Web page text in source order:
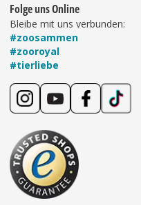
Folge uns Online
Bleibe mit uns verbunden:
#zoosammen
#zooroyal
#tierliebe